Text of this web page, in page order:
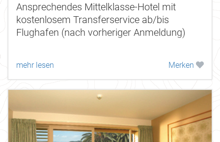
Ansprechendes Mittelklasse-Hotel mit
kostenlosem Transferservice ab/bis
Flughafen (nach vorheriger Anmeldung)
mehr lesen Merken